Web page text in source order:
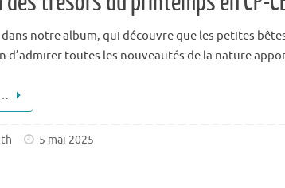
notre album, qui découvre que les petites
d’admirer toutes les nouveautés de la nature
5 mai 2025